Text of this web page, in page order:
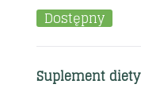
Dostępny
Suplement diety